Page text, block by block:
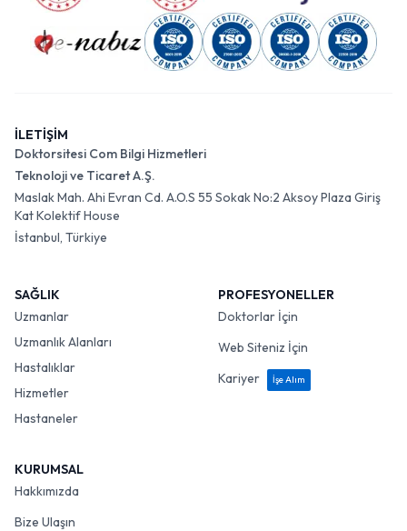
İLETİŞİM
Doktorsitesi Com Bilgi Hizmetleri
Teknoloji ve Ticaret A.Ş.
Maslak Mah. Ahi Evran Cd. A.O.S 55 Sokak No:2 Aksoy Plaza Giriş
Kat Kolektif House
İstanbul, Türkiye
SAĞLIK
Uzmanlar
Uzmanlık Alanları
Hastalıklar
Hizmetler
Hastaneler
PROFESYONELLER
Doktorlar İçin
Web Siteniz İçin
Kariyer
İşe Alım
KURUMSAL
Hakkımızda
Bize Ulaşın